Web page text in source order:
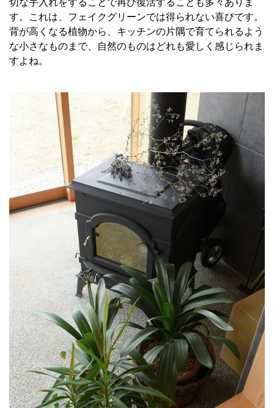
切な手入れをすることで再び復活することも多々ありま
す。これは、フェイクグリーンでは得られない喜びです。
背が高くなる植物から、キッチンの片隅で育てられるよう
な小さなものまで、自然のものはどれも愛しく感じられま
すよね。